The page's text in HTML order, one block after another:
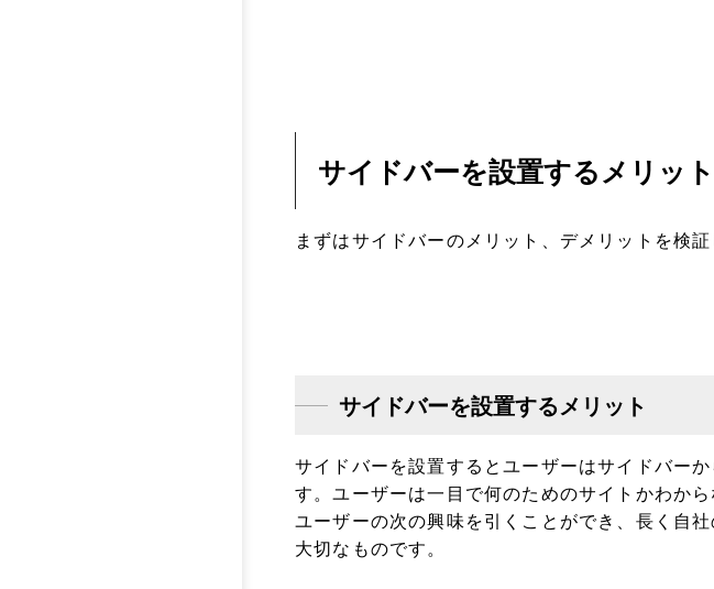
サイドバーを設置するメリッ
まずはサイドバーのメリット、デメリットを検証
サイドバーを設置するメリット
サイドバーを設置するとユーザーはサイドバー
す。ユーザーは一目で何のためのサイトかわか
ユーザーの次の興味を引くことができ、長く自
大切なものです。